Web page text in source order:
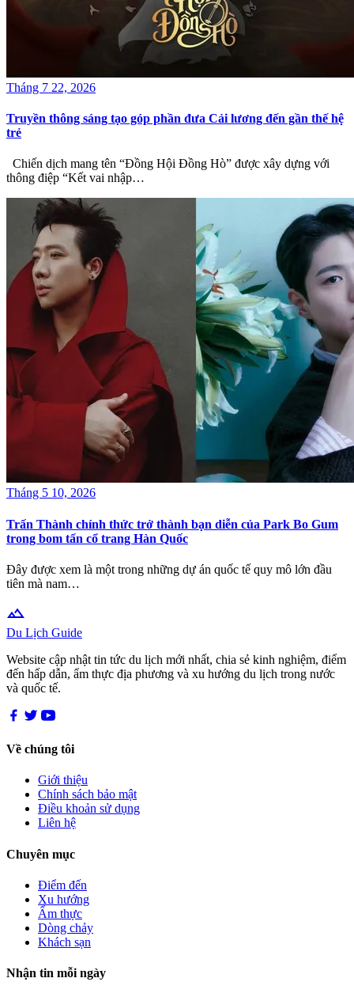
Tháng 7 22, 2026
Truyền thông sáng tạo góp phần đưa Cải lương đến gần thế hệ
trẻ
Chiến dịch mang tên “Đồng Hội Đồng Hò” được xây dựng với
thông điệp “Kết vai nhập…
Tháng 5 10, 2026
Trấn Thành chính thức trở thành bạn diễn của Park Bo Gum
trong bom tấn cổ trang Hàn Quốc
Đây được xem là một trong những dự án quốc tế quy mô lớn đầu
tiên mà nam…
terrain
Du Lịch Guide
Website cập nhật tin tức du lịch mới nhất, chia sẻ kinh nghiệm, điểm
đến hấp dẫn, ẩm thực địa phương và xu hướng du lịch trong nước
và quốc tế.
Về chúng tôi
Giới thiệu
Chính sách bảo mật
Điều khoản sử dụng
Liên hệ
Chuyên mục
Điểm đến
Xu hướng
Ẩm thực
Dòng chảy
Khách sạn
Nhận tin mỗi ngày